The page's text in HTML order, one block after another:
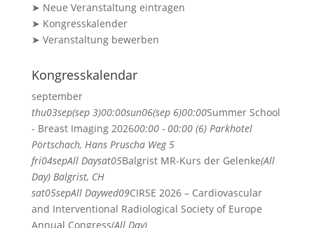
➤ Neue Veranstaltung eintragen
➤ Kongresskalender
➤ Veranstaltung bewerben
Kongresskalendar
september
thu03sep(sep 3)00:00sun06(sep 6)00:00Summer School
- Breast Imaging 202600:00 - 00:00 (6) Parkhotel
Pörtschach, Hans Pruscha Weg 5
fri04sepAll Daysat05Balgrist MR-Kurs der Gelenke(All
Day) Balgrist, CH
sat05sepAll Daywed09CIRSE 2026 – Cardiovascular
and Interventional Radiological Society of Europe
Annual Congress(All Day)